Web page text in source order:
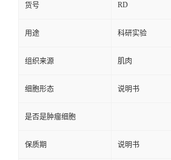
货号 RD
用途 科研实验
组织来源 肌肉
细胞形态 说明书
是否是肿瘤细胞
保质期 说明书